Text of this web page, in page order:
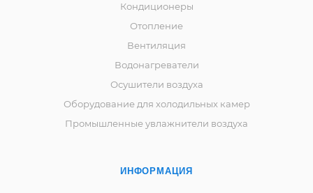
Кондиционеры
Отопление
Вентиляция
Водонагреватели
Осушители воздуха
Оборудование для холодильных камер
Промышленные увлажнители воздуха
ИНФОРМАЦИЯ